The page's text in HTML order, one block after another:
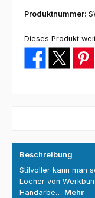
Produktnummer:
Dieses Produkt
Beschreibung
Stilvoller kann man
Locher von
Handarbe… Mehr